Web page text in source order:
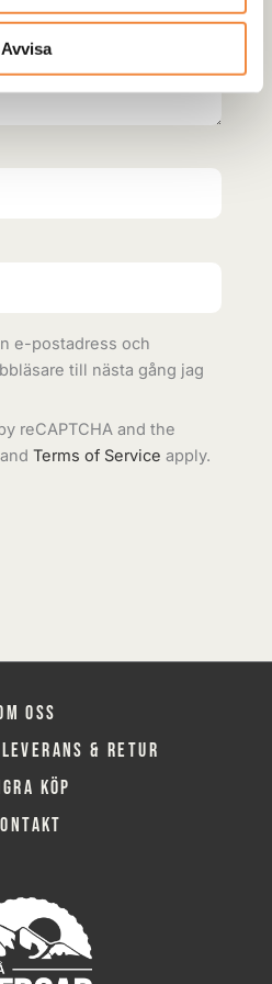
Avvisa
e-postadress och
till nästa gång jag
reCAPTCHA and the
andTerms of Service apply.
oss
& retur
köp